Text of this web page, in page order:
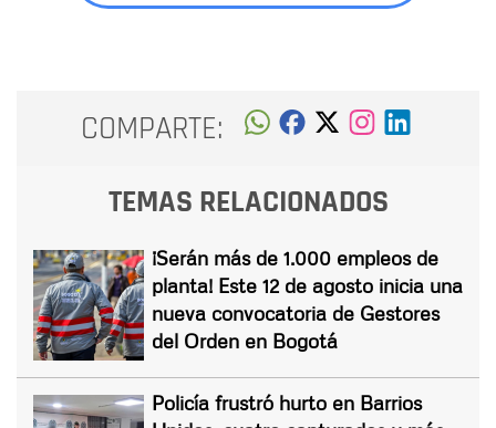
COMPARTE:
TEMAS RELACIONADOS
¡Serán más de 1.000 empleos de
planta! Este 12 de agosto inicia una
nueva convocatoria de Gestores
del Orden en Bogotá
Policía frustró hurto en Barrios